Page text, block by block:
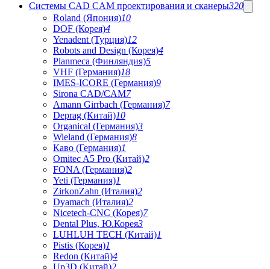
Системы CAD CAM проектирования и сканеры320
Roland (Япония)10
DOF (Корея)4
Yenadent (Турция)12
Robots and Design (Корея)4
Planmeca (Финляндия)5
VHF (Германия)18
IMES-ICORE (Германия)9
Sirona CAD/CAM7
Amann Girrbach (Германия)7
Deprag (Китай)10
Organical (Германия)3
Wieland (Германия)8
Каво (Германия)1
Omitec A5 Pro (Китай)2
FONA (Германия)2
Yeti (Германия)1
ZirkonZahn (Италия)2
Dyamach (Италия)2
Nicetech-CNC (Корея)7
Dental Plus, Ю.Корея3
LUHLUH TECH (Китай)1
Pistis (Корея)1
Redon (Китай)4
Up3D (Китай)2